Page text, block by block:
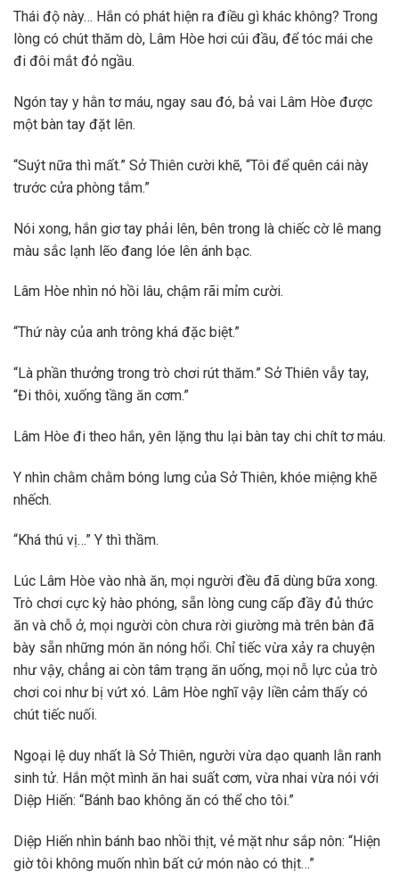
Thái độ này… Hắn có phát hiện ra điều gì khác không? Trong
lòng có chút thăm dò, Lâm Hòe hơi cúi đầu, để tóc mái che
đi đôi mắt đỏ ngầu.
Ngón tay y hằn tơ máu, ngay sau đó, bả vai Lâm Hòe được
một bàn tay đặt lên.
“Suýt nữa thì mất.” Sở Thiên cười khẽ, “Tôi để quên cái này
trước cửa phòng tắm.”
Nói xong, hắn giơ tay phải lên, bên trong là chiếc cờ lê mang
màu sắc lạnh lẽo đang lóe lên ánh bạc.
Lâm Hòe nhìn nó hồi lâu, chậm rãi mỉm cười.
“Thứ này của anh trông khá đặc biệt.”
“Là phần thưởng trong trò chơi rút thăm.” Sở Thiên vẫy tay,
“Đi thôi, xuống tầng ăn cơm.”
Lâm Hòe đi theo hắn, yên lặng thu lại bàn tay chi chít tơ máu.
Y nhìn chằm chằm bóng lưng của Sở Thiên, khóe miệng khẽ
nhếch.
“Khá thú vị…” Y thì thầm.
Lúc Lâm Hòe vào nhà ăn, mọi người đều đã dùng bữa xong.
Trò chơi cực kỳ hào phóng, sẵn lòng cung cấp đầy đủ thức
ăn và chỗ ở, mọi người còn chưa rời giường mà trên bàn đã
bày sẵn những món ăn nóng hổi. Chỉ tiếc vừa xảy ra chuyện
như vậy, chẳng ai còn tâm trạng ăn uống, mọi nỗ lực của trò
chơi coi như bị vứt xó. Lâm Hòe nghĩ vậy liền cảm thấy có
chút tiếc nuối.
Ngoại lệ duy nhất là Sở Thiên, người vừa dạo quanh lằn ranh
sinh tử. Hắn một mình ăn hai suất cơm, vừa nhai vừa nói với
Diệp Hiến: “Bánh bao không ăn có thể cho tôi.”
Diệp Hiến nhìn bánh bao nhồi thịt, vẻ mặt như sắp nôn: “Hiện
giờ tôi không muốn nhìn bất cứ món nào có thịt…”